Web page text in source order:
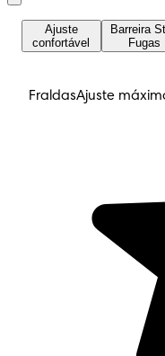
Ajuste
confortável
Barreira
Fugas
FraldasAjuste